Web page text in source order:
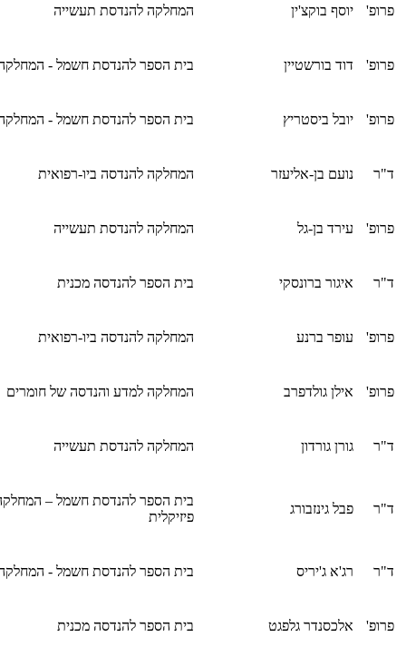
פרופ' יוסף בוקצ'ין המחלקה להנדסת תעשייה
פרופ' דוד בורשטיין בית הספר להנדסת חשמל -
פרופ' יובל ביסטריץ בית הספר להנדסת חשמל -
ד"ר נועם בן-אליעזר המחלקה להנדסה ביו-רפואית
פרופ' עירד בן-גל המחלקה להנדסת תעשייה
ד"ר איגור ברונסקי בית הספר להנדסה מכנית
פרופ' עופר ברנע המחלקה להנדסה ביו-רפואית
פרופ' אילן גולדפרב המחלקה למדע והנדסה של חומרים
ד"ר גורן גורדון המחלקה להנדסת תעשייה
ד"ר פבל גינזבורג
בית הספר להנדסת חשמל –
פיזיקלית
ד"ר רג'א ג'יריס בית הספר להנדסת חשמל -
פרופ' אלכסנדר גלפגט בית הספר להנדסה מכנית